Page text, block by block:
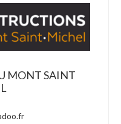
MONT SAINT